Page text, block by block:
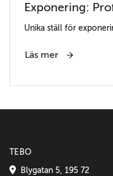
Exponering:
Unika ställ för
Läs mer
TEBO
Blygatan 5, 195 72